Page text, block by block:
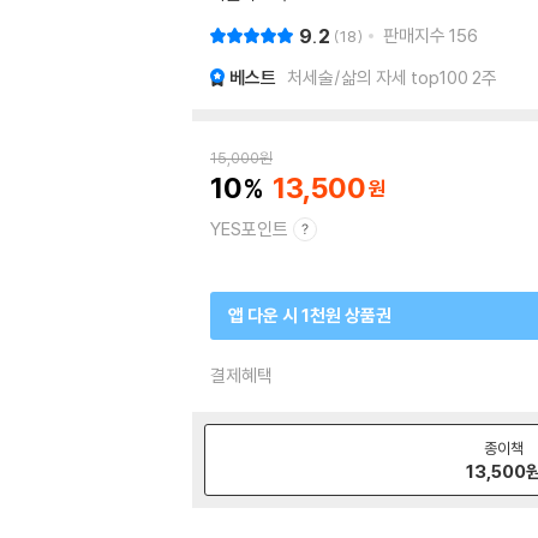
9.2 18 판매지수 156
베스트 처세술/삶의 자세 top100 2주
15,000원
10 13,500
YES포인트
앱 다운 시 1천원 상품권
결제혜택
종이책
13,500